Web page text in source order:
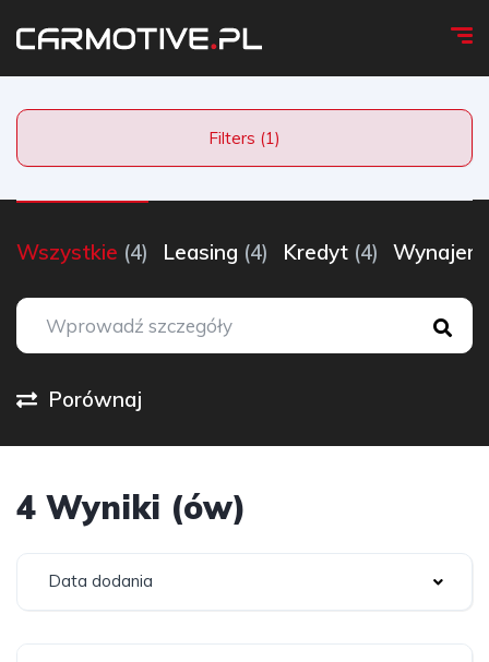
Filters (1)
Wszystkie (4) Leasing (4) Kredyt (4) Wynajem
Porównaj
4 Wyniki (ów)
Data dodania